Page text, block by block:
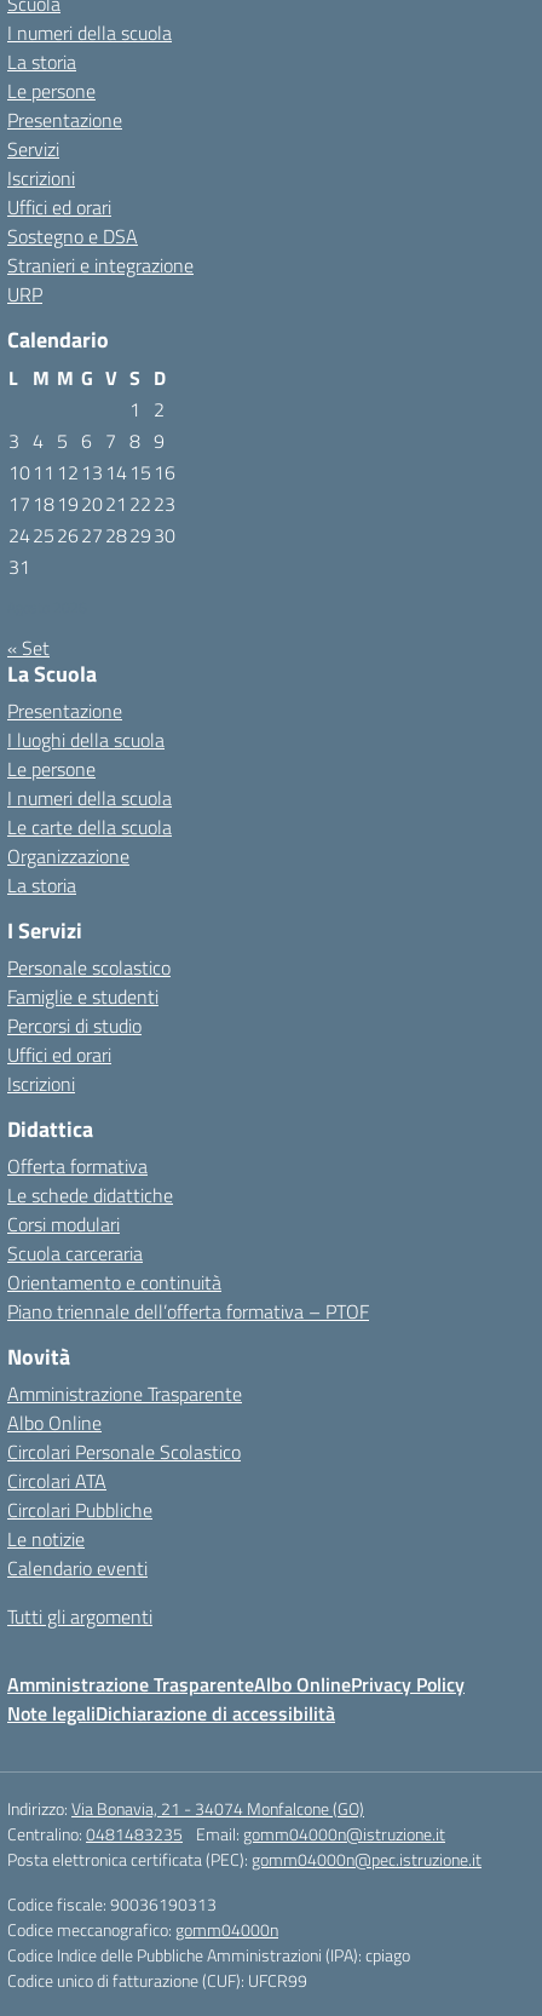
I numeri della scuola
La storia
Le persone
Presentazione
Servizi
Iscrizioni
Uffici ed orari
Sostegno e DSA
Stranieri e integrazione
URP
Calendario
L M M G V S D
1
2
3 4 5 6 7 8 9
1011 12 13 1415 16
17 18192021 2223
24252627282930
31
« Set
La Scuola
Presentazione
I luoghi della scuola
Le persone
I numeri della scuola
Le carte della scuola
Organizzazione
La storia
I Servizi
Personale scolastico
Famiglie e studenti
Percorsi di studio
Uffici ed orari
Iscrizioni
Didattica
Offerta formativa
Le schede didattiche
Corsi modulari
Scuola carceraria
Orientamento e continuità
Piano triennale dell’offerta formativa – PTOF
Novità
Amministrazione Trasparente
Albo Online
Circolari Personale Scolastico
Circolari ATA
Circolari Pubbliche
Le notizie
Calendario eventi
Tutti gli argomenti
Amministrazione TrasparenteAlbo OnlinePrivacy Policy
Note legaliDichiarazione di accessibilità
Indirizzo:Via Bonavia, 21 - 34074 Monfalcone (GO)
Centralino:0481483235 Email: gomm04000n@istruzione.it
Posta elettronica certificata (PEC): gomm04000n@pec.istruzione.it
Codice fiscale: 90036190313
Codice meccanografico: gomm04000n
Codice Indice delle Pubbliche Amministrazioni (IPA): cpiago
Codice unico di fatturazione (CUF): UFCR99